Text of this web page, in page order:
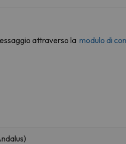
attraverso la modulo di